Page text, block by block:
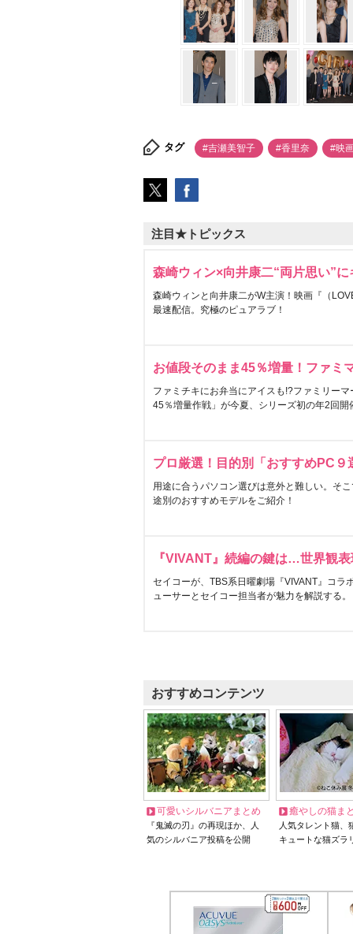
タグ #吉瀬美智子 #香里奈 #映
注目★トピックス
森崎ウィン×向井康二“両片思い”
森崎ウィンと向井康二がW主演！映画『（
最速配信。究極のピュアラブ！
お値段そのまま45％増量！ファミ
ファミチキにお弁当にアイスも!?ファミリー
45％増量作戦」が今夏、シリーズ初の年2回開
プロ厳選！目的別「おすすめPC９
用途に合うパソコン選びは意外と難しい。そ
途別のおすすめモデルをご紹介！
『VIVANT』続編の鍵は…世界観
セイコーが、TBS系日曜劇場『VIVANT』コラ
ューサーとセイコー担当者が魅力を解説する。
おすすめコンテンツ
可愛いシルバニアまとめ
『鬼滅の刃』の再現ほか、人
気のシルバニア投稿を公開
癒やしの猫ま
人気タレント猫
キュートな猫ズラ